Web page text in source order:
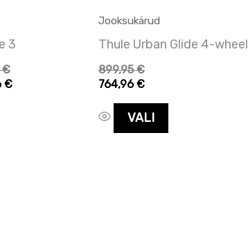
3
€
€
Jooksukärud
Thule Urban Glide 4-wheel
899,95€
764,96€
VALI